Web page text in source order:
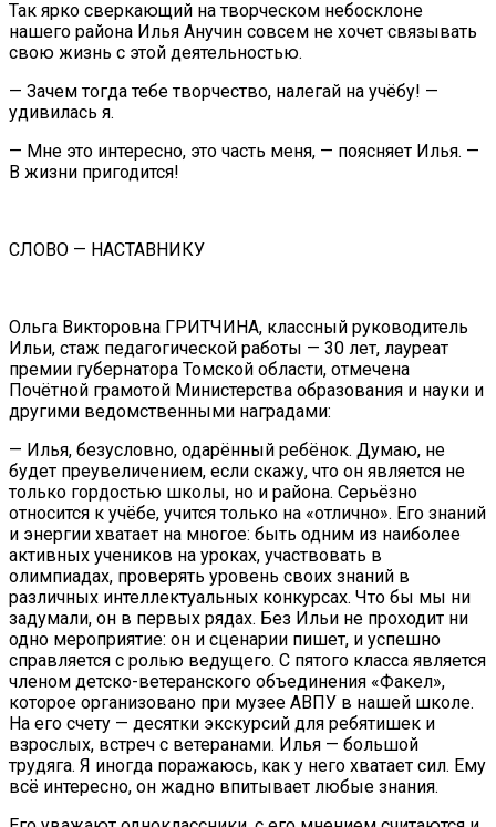
Так ярко сверкающий на творческом небосклоне
нашего района Илья Анучин совсем не хочет связывать
свою жизнь с этой деятельностью.
— Зачем тогда тебе творчество, налегай на учёбу! —
удивилась я.
— Мне это интересно, это часть меня, — поясняет Илья. —
В жизни пригодится!
СЛОВО — НАСТАВНИКУ
Ольга Викторовна ГРИТЧИНА, классный руководитель
Ильи, стаж педагогической работы — 30 лет, лауреат
премии губернатора Томской области, отмечена
Почётной грамотой Министерства образования и науки и
другими ведомственными наградами:
— Илья, безусловно, одарённый ребёнок. Думаю, не
будет преувеличением, если скажу, что он является не
только гордостью школы, но и района. Серьёзно
относится к учёбе, учится только на «отлично». Его знаний
и энергии хватает на многое: быть одним из наиболее
активных учеников на уроках, участвовать в
олимпиадах, проверять уровень своих знаний в
различных интеллектуальных конкурсах. Что бы мы ни
задумали, он в первых рядах. Без Ильи не проходит ни
одно мероприятие: он и сценарии пишет, и успешно
справляется с ролью ведущего. С пятого класса является
членом детско-ветеранского объединения «Факел»,
которое организовано при музее АВПУ в нашей школе.
На его счету — десятки экскурсий для ребятишек и
взрослых, встреч с ветеранами. Илья — большой
трудяга. Я иногда поражаюсь, как у него хватает сил. Ему
всё интересно, он жадно впитывает любые знания.